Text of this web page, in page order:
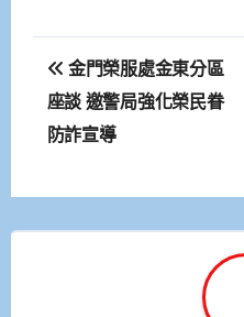
文
章
導
覽
金門榮服處金東分區
座談 邀警局強化榮民眷
防詐宣導